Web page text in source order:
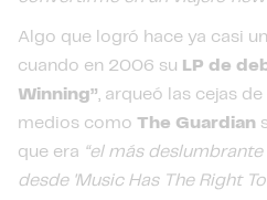
Algo que logró hace ya casi
cuando en 2006 su LP de
Winning”, arqueó las cejas
medios como The Guardian
que era “el más
desde 'Music Has The Right